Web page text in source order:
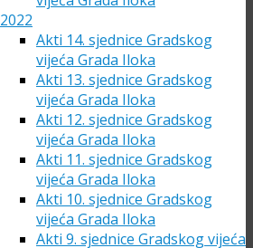
2022
Akti 14. sjednice Gradskog
vijeća Grada Iloka
Akti 13. sjednice Gradskog
vijeća Grada Iloka
Akti 12. sjednice Gradskog
vijeća Grada Iloka
Akti 11. sjednice Gradskog
vijeća Grada Iloka
Akti 10. sjednice Gradskog
vijeća Grada Iloka
Akti 9. sjednice Gradskog vijeća